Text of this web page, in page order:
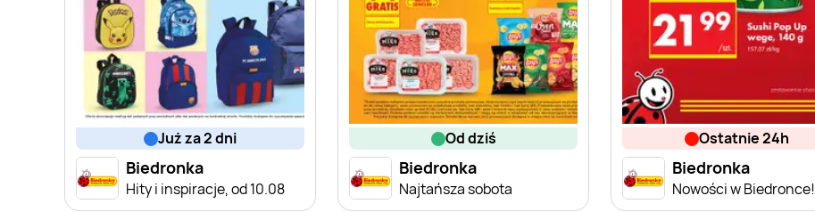
już za 2 dni
Biedronka
Hity i inspiracje, od 10.08
od dziś
Biedronka
Najtańsza sobota
ostatnie 24h
Biedronka
Nowości w Biedronce!